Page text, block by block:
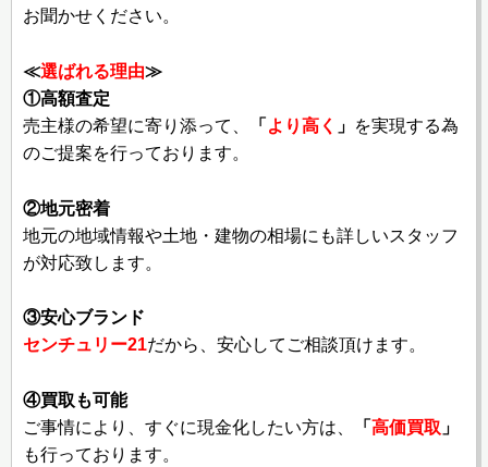
お聞かせください。
≪選ばれる理由≫
①高額査定
売主様の希望に寄り添って、
「 より高く 」 を実現する為
のご提案を行っております。
②地元密着
地元の地域情報や土地・建物の相場にも詳しいスタッフ
が対応致します。
③安心ブランド
センチュリー21だから、安心してご相談頂けます。
④買取も可能
ご事情により、すぐに現金化したい方は、
「 高価買取 」
も行っております。